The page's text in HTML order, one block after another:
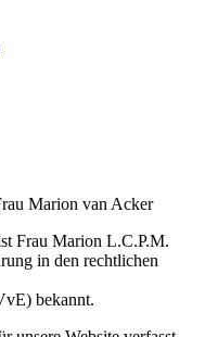
Marion van Acker
Frau Marion L.C.P.M.
in den rechtlichen
bekannt.